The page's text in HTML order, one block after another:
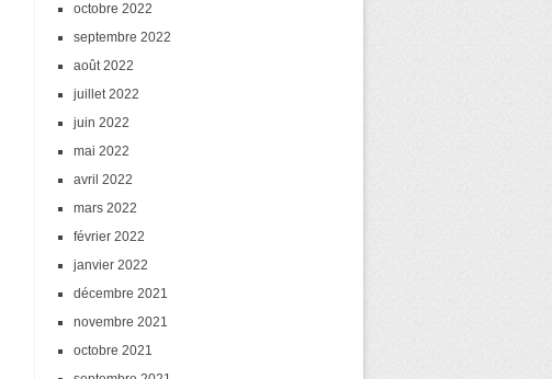
octobre 2022
septembre 2022
août 2022
juillet 2022
juin 2022
mai 2022
avril 2022
mars 2022
février 2022
janvier 2022
décembre 2021
novembre 2021
octobre 2021